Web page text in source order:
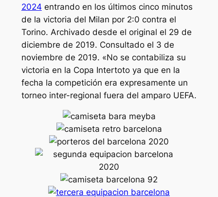
2024 entrando en los últimos cinco minutos
de la victoria del Milan por 2:0 contra el
Torino. Archivado desde el original el 29 de
diciembre de 2019. Consultado el 3 de
noviembre de 2019. «No se contabiliza su
victoria en la Copa Intertoto ya que en la
fecha la competición era expresamente un
torneo inter-regional fuera del amparo UEFA.